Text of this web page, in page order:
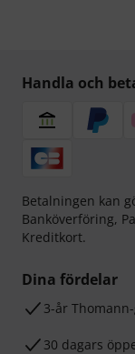
Handla och
Betalningen kan
Banköverföring,
Kreditkort.
Dina fördelar
3-år
30 dagars